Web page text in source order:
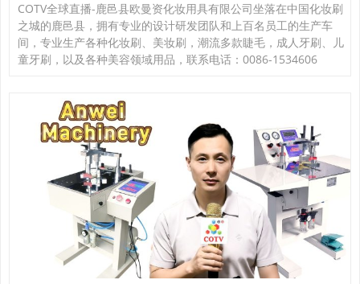
COTV全球直播-鹿邑县欧曼资化妆用具有限公司坐落在中国化妆刷
之城的鹿邑县，拥有专业的设计研发团队和上百名员工的生产车
间，专业生产各种化妆刷、美妆刷，潮流多款睫毛，成人牙刷、儿
童牙刷，以及各种美容领域用品，联系电话：0086-1534606